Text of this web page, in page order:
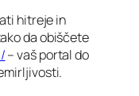
hitreje in
da obiščete
– vaš portal do